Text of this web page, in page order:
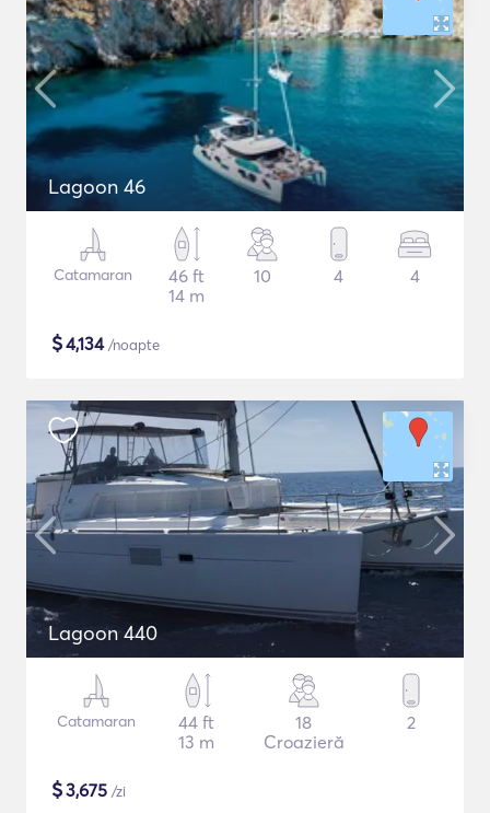
Lagoon 46
Catamaran
46 ft
14 m
10 4 4
$4,134/noapte
Lagoon 440
Catamaran
44 ft
13 m
18
Croazieră
2
$3,675 /zi